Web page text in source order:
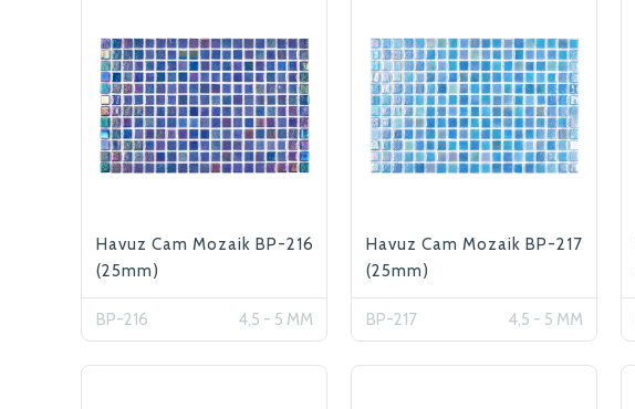
Havuz Cam Mozaik BP-216
(25mm)
BP-216 4,5 - 5 MM
Havuz Cam Mozaik BP-217
(25mm)
BP-217 4,5 - 5 MM